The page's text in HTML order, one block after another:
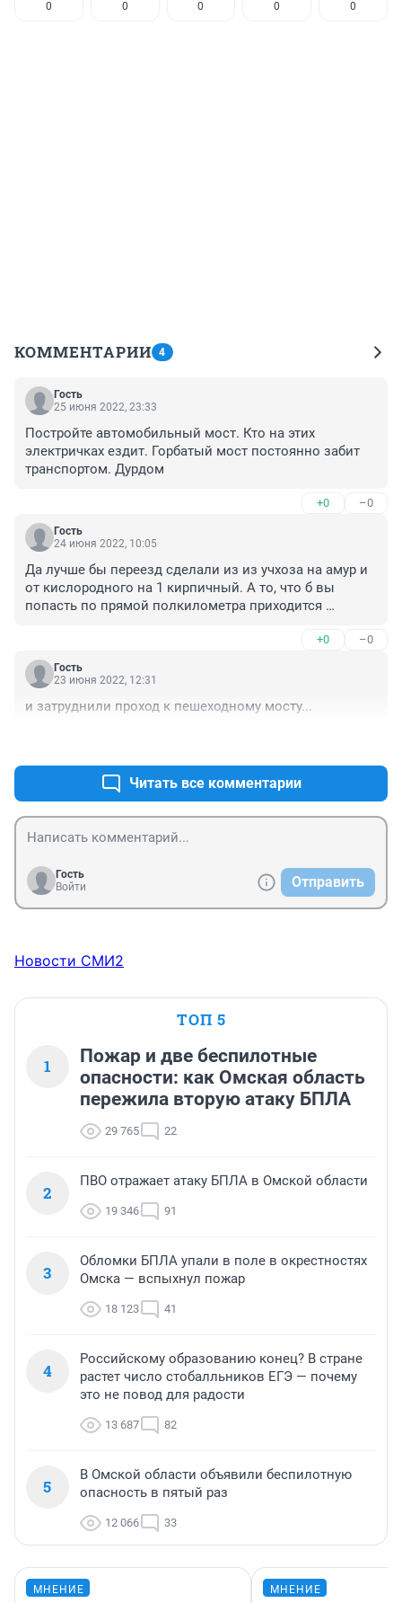
0 0 0 0 0
КОММЕНТАРИИ 4
Гость
25 июня 2022, 23:33
Постройте автомобильный мост. Кто на этих
электричках ездит. Горбатый мост постоянно забит
транспортом. Дурдом
+0 –0
Гость
24 июня 2022, 10:05
Да лучше бы переезд сделали из из учхоза на амур и
от кислородного на 1 кирпичный. А то, что б вы
попасть по прямой полкилометра приходится
+0 –0
Гость
23 июня 2022, 12:31
и затруднили проход к пешеходному мосту...
Читать все комментарии
Гость
Войти
Отправить
Новости СМИ2
ТОП 5
1
Пожар и две беспилотные
опасности: как Омская область
пережила вторую атаку БПЛА
29 765 22
2
ПВО отражает атаку БПЛА в Омской области
19 346 91
3
Обломки БПЛА упали в поле в окрестностях
Омска — вспыхнул пожар
18 123 41
4
Российскому образованию конец? В стране
растет число стобалльников ЕГЭ — почему
это не повод для радости
13 687 82
5
В Омской области объявили беспилотную
опасность в пятый раз
12 066 33
МНЕНИЕ МНЕНИЕ